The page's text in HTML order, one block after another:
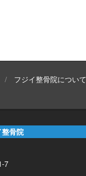
フジイ整骨院について
整骨院
7